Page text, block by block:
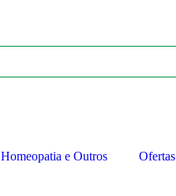
Homeopatia e Outros Ofertas